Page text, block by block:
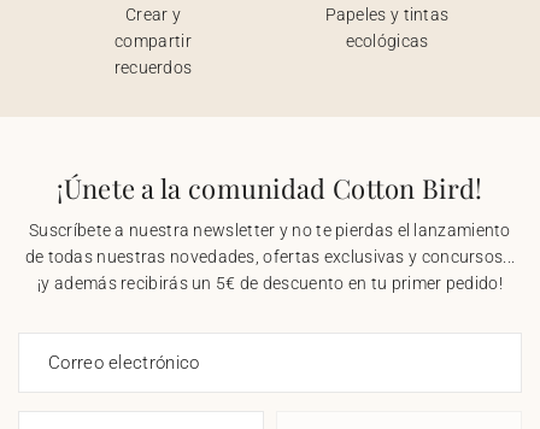
Crear y
compartir
recuerdos
Papeles y tintas
ecológicas
¡Únete a la comunidad Cotton Bird!
Suscríbete a nuestra newsletter y no te pierdas el lanzamiento
de todas nuestras novedades, ofertas exclusivas y concursos...
¡y además recibirás un 5€ de descuento en tu primer pedido!
Correo electrónico